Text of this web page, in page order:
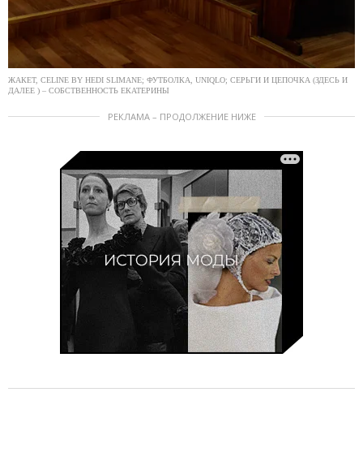
ЖАКЕТ, CELINE BY HEDI SLIMANE; ФУТБОЛКА, UNIQLO; СЕРЬГИ И ЦЕПОЧКА (ЗДЕСЬ И
ДАЛЕЕ ) – СОБСТВЕННОСТЬ ЕКАТЕРИНЫ
РЕКЛАМА – ПРОДОЛЖЕНИЕ НИЖЕ